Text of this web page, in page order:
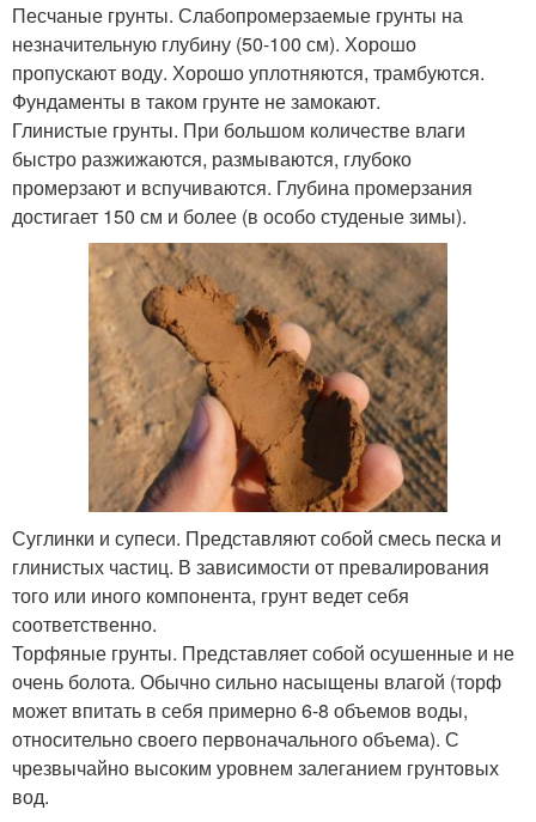
Песчаные грунты. Слабопромерзаемые грунты на
незначительную глубину (50-100 см). Хорошо
пропускают воду. Хорошо уплотняются, трамбуются.
Фундаменты в таком грунте не замокают.
Глинистые грунты. При большом количестве влаги
быстро разжижаются, размываются, глубоко
промерзают и вспучиваются. Глубина промерзания
достигает 150 см и более (в особо студеные зимы).
Суглинки и супеси. Представляют собой смесь песка и
глинистых частиц. В зависимости от превалирования
того или иного компонента, грунт ведет себя
соответственно.
Торфяные грунты. Представляет собой осушенные и не
очень болота. Обычно сильно насыщены влагой (торф
может впитать в себя примерно 6-8 объемов воды,
относительно своего первоначального объема). С
чрезвычайно высоким уровнем залеганием грунтовых
вод.